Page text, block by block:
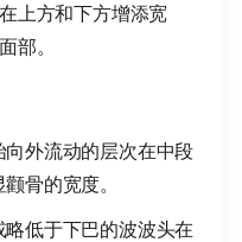
上方和下方增添宽
部。
向外流动的层次在中段
骨的宽度。
略低于下巴的波波头在